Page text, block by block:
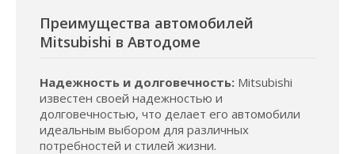
Преимущества автомобилей
Mitsubishi в Автодоме
Надежность и долговечность: Mitsubishi
известен своей надежностью и
долговечностью, что делает его автомобили
идеальным выбором для различных
потребностей и стилей жизни.